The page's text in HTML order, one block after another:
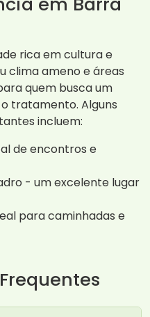
rica em cultura e
clima ameno e áreas
quem busca um
tratamento. Alguns
incluem:
de encontros e
- um excelente lugar
para caminhadas e